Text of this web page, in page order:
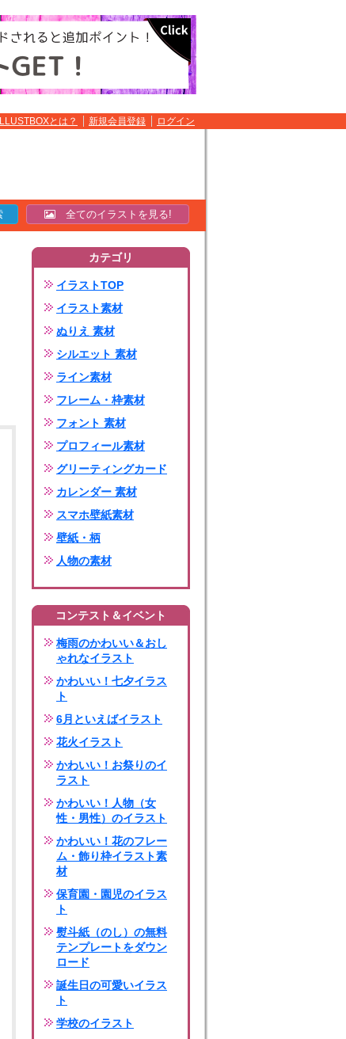
ILLUSTBOXとは？ 新規会員登録 ログイン
全てのイラストを見る!
カテゴリ
イラストTOP
イラスト素材
ぬりえ 素材
シルエット 素材
ライン素材
フレーム・枠素材
フォント 素材
プロフィール素材
グリーティングカード
カレンダー 素材
スマホ壁紙素材
壁紙・柄
人物の素材
コンテスト＆イベント
梅雨のかわいい＆おし
ゃれなイラスト
かわいい！七夕イラス
ト
6月といえばイラスト
花火イラスト
かわいい！お祭りのイ
ラスト
かわいい！人物（女
性・男性）のイラスト
かわいい！花のフレー
ム・飾り枠イラスト素
材
保育園・園児のイラス
ト
熨斗紙（のし）の無料
テンプレートをダウン
ロード
誕生日の可愛いイラス
ト
学校のイラスト